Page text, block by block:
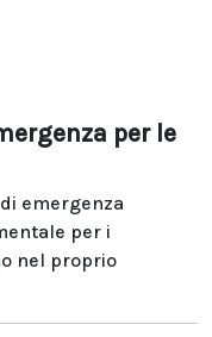
per le
emergenza
per i
nel proprio